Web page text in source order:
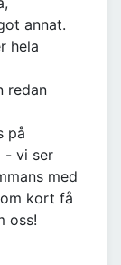
annat.
hela
redan
på
- vi ser
med
kort få
oss!